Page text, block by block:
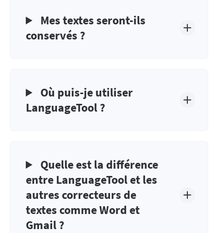
Mes textes seront-ils
conservés ?
Où puis-je utiliser
LanguageTool ?
Quelle est la différence
entre LanguageTool et les
autres correcteurs de
textes comme Word et
Gmail ?